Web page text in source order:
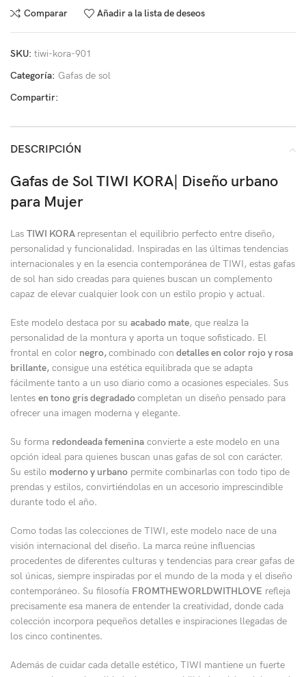
Comparar Añadir a la lista de deseos
SKU: tiwi-kora-901
Categoría: Gafas de sol
Compartir:
DESCRIPCIÓN
Gafas de Sol TIWI KORA| Diseño urbano
para Mujer
Las TIWI KORA representan el equilibrio perfecto entre diseño,
personalidad y funcionalidad. Inspiradas en las últimas tendencias
internacionales y en la esencia contemporánea de TIWI, estas gafas
de sol han sido creadas para quienes buscan un complemento
capaz de elevar cualquier look con un estilo propio y actual.
Este modelo destaca por su acabado mate, que realza la
personalidad de la montura y aporta un toque sofisticado. El
frontal en color negro,combinado con detalles en color rojo y rosa
brillante, consigue una estética equilibrada que se adapta
fácilmente tanto a un uso diario como a ocasiones especiales. Sus
lentes en tono gris degradadocompletan un diseño pensado para
ofrecer una imagen moderna y elegante.
Su forma redondeada femenina convierte a este modelo en una
opción ideal para quienes buscan unas gafas de sol con carácter.
Su estilo moderno y urbano permite combinarlas con todo tipo de
prendas y estilos, convirtiéndolas en un accesorio imprescindible
durante todo el año.
Como todas las colecciones de TIWI, este modelo nace de una
visión internacional del diseño. La marca reúne influencias
procedentes de diferentes culturas y tendencias para crear gafas de
sol únicas, siempre inspiradas por el mundo de la moda y el diseño
contemporáneo. Su filosofía FROMTHEWORLDWITHLOVE refleja
precisamente esa manera de entender la creatividad, donde cada
colección incorpora pequeños detalles e inspiraciones llegadas de
los cinco continentes.
Además de cuidar cada detalle estético, TIWI mantiene un fuerte